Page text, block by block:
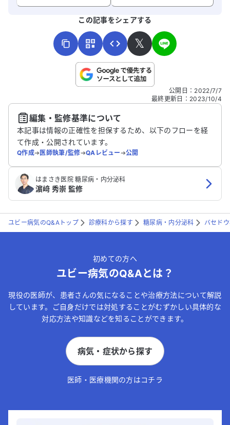
こちらは送信専用のフォームです。氏名やご自身の病気の詳細な
送信する
この記事をシェアする
𝕏
公開日 ： 2022/7/7
最終更新日 ： 2023/10/4
編集・監修基準について
本記事は情報の正確性を担保するため、以下のフローを経
て作成・公開されています。
Q作成➔医師執筆/監修➔QAレビュー➔公開
はまさき医院 糖尿病・内分泌科
濵﨑 秀崇 監修
ユビー病気のQ&Aトップ 診療科から探す 糖尿病・内分泌科 バセド
初めての方へ
ユビー病気のQ&Aとは？
現役の医師が、患者さんの気になることや治療方法について解説
しています。ご自身だけでは対処することがむずかしい具体的な
対応方法や知識などを知ることができます。
病気・症状から探す
医師・医療機関の方はコチラ